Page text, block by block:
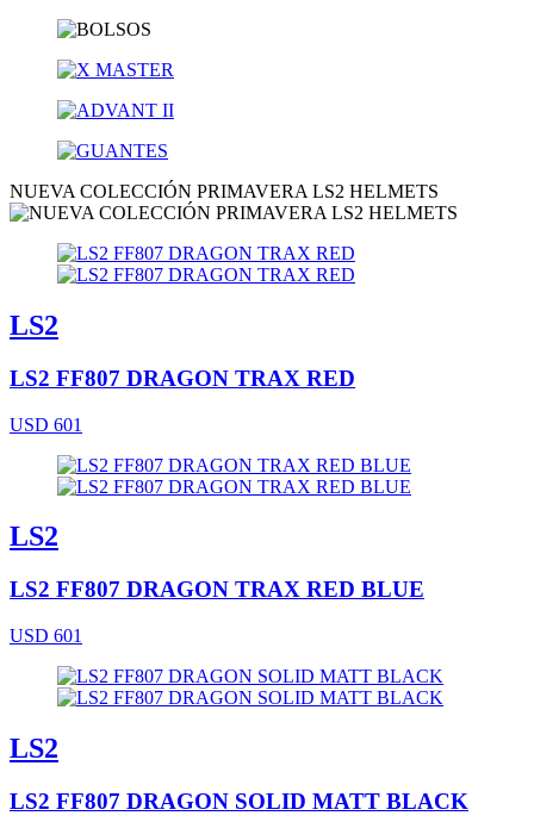
NUEVA COLECCIÓN PRIMAVERA LS2 HELMETS
LS2
LS2 FF807 DRAGON TRAX RED
USD 601
LS2
LS2 FF807 DRAGON TRAX RED BLUE
USD 601
LS2
LS2 FF807 DRAGON SOLID MATT BLACK